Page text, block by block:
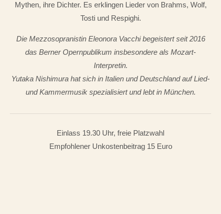
Mythen, ihre Dichter. Es erklingen Lieder von Brahms, Wolf,
Tosti und Respighi.
Die Mezzosopranistin Eleonora Vacchi begeistert seit 2016
das Berner Opernpublikum insbesondere als Mozart-
Interpretin.
Yutaka Nishimura hat sich in Italien und Deutschland auf Lied-
und Kammermusik spezialisiert und lebt in München.
Einlass 19.30 Uhr, freie Platzwahl
Empfohlener Unkostenbeitrag 15 Euro